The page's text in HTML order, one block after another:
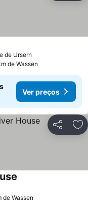
de Ursern
de Wassen
Ver preços
Partilhar
de Wassen